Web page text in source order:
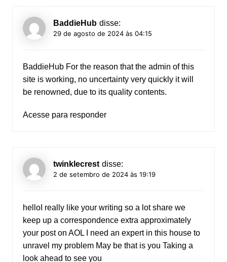
BaddieHub disse:
29 de agosto de 2024 às 04:15
BaddieHubFor the reason that the admin of this
site is working, no uncertainty very quickly it will
be renowned, due to its quality contents.
Acesse para responder
twinklecrest disse:
2 de setembro de 2024 às 19:19
helloI really like your writing so a lot share we
keep up a correspondence extra approximately
your post on AOL I need an expert in this house to
unravel my problem May be that is you Taking a
look ahead to see you